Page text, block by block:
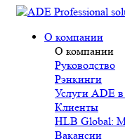
О компании
О компании
Руководство
Рэнкинги
Услуги ADE
Клиенты
HLB Global:
Вакансии